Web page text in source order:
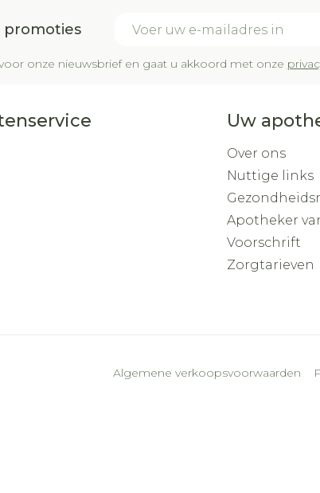
promoties
onze nieuwsbrief en gaat u akkoord met onze
Uw
Over ons
Nuttige links
Apotheker
Voorschrift
Zorgtarieven
Algemene verkoopsvoorwaarden